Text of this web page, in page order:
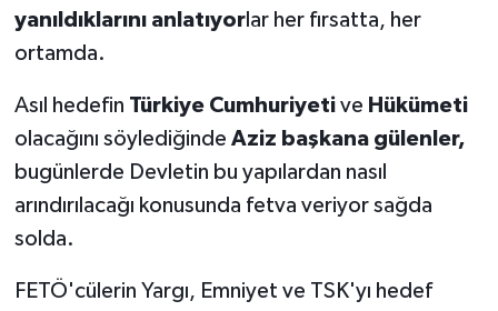
yanıldıklarını anlatıyorlar her fırsatta, her
ortamda.
Asıl hedefin Türkiye Cumhuriyeti ve Hükümeti
olacağını söylediğinde Aziz başkana gülenler,
bugünlerde Devletin bu yapılardan nasıl
arındırılacağı konusunda fetva veriyor sağda
solda.
FETÖ'cülerin Yargı, Emniyet ve TSK'yı hedef